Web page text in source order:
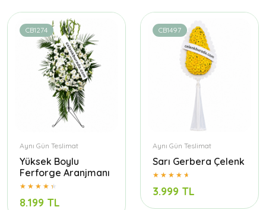
CB1274
Aynı Gün Teslimat
Yüksek Boylu
Ferforge Aranjmanı
8.199 TL
CB1497
Aynı Gün Teslimat
Sarı Gerbera Çelenk
3.999 TL